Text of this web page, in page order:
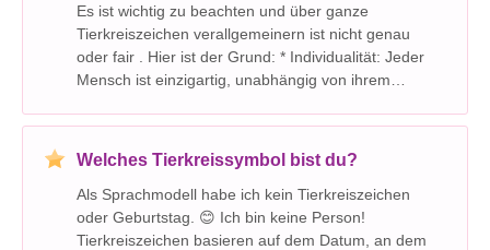
Es ist wichtig zu beachten und über ganze
Tierkreiszeichen verallgemeinern ist nicht genau
oder fair . Hier ist der Grund: * Individualität: Jeder
Mensch ist einzigartig, unabhängig von ihrem
und Entscheidungen werden von einer Vielzahl von
Welches Tierkreissymbol bist du?
Als Sprachmodell habe ich kein Tierkreiszeichen
oder Geburtstag. 😊 Ich bin keine Person!
Tierkreiszeichen basieren auf dem Datum, an dem